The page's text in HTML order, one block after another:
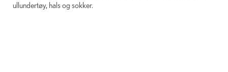
ullundertøy, hals og sokker.